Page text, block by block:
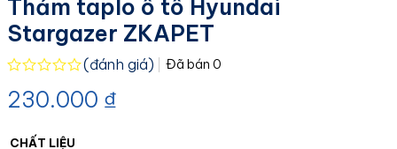
Thảm taplo ô tô Hyundai
Stargazer ZKAPET
xếp
5
(đánh giá) Đã bán0
230.000 ₫
CHẤT LIỆU